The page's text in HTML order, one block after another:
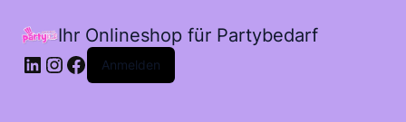
Ihr Onlineshop für Partybedarf
LinkedIn
Instagram
Facebook
Anmelden